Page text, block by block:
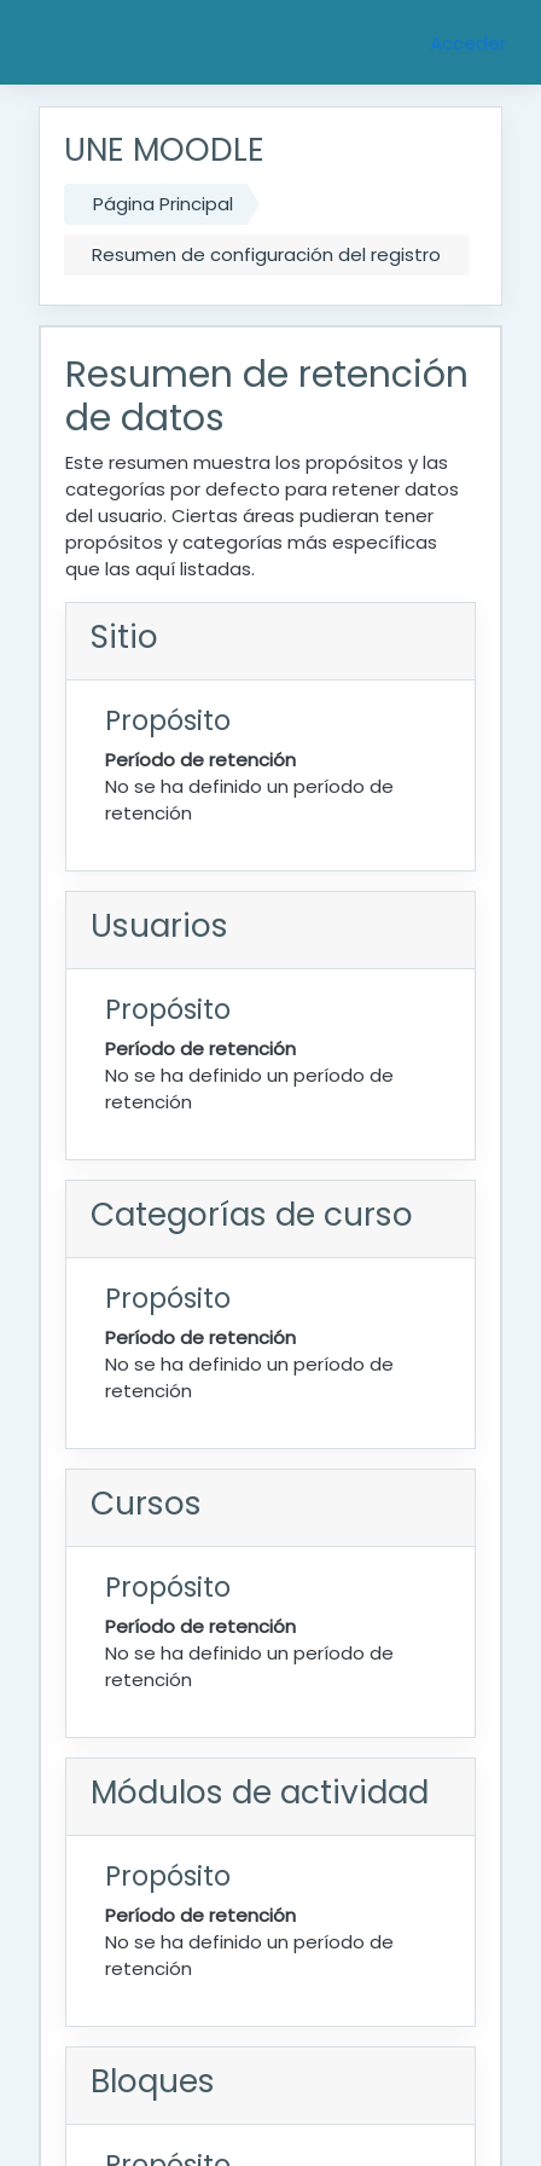
Acceder
UNE MOODLE
Página Principal
Resumen de configuración del registro
Resumen de retención
de datos
Este resumen muestra los propósitos y las
categorías por defecto para retener datos
del usuario. Ciertas áreas pudieran tener
propósitos y categorías más específicas
que las aquí listadas.
Sitio
Propósito
Período de retención
No se ha definido un período de
retención
Usuarios
Propósito
Período de retención
No se ha definido un período de
retención
Categorías de curso
Propósito
Período de retención
No se ha definido un período de
retención
Cursos
Propósito
Período de retención
No se ha definido un período de
retención
Módulos de actividad
Propósito
Período de retención
No se ha definido un período de
retención
Bloques